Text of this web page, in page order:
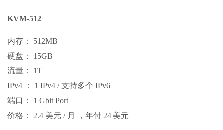
KVM-512
内存： 512MB
硬盘： 15GB
流量： 1T
IPv4 ： 1 IPv4 / 支持多个 IPv6
端口： 1 Gbit Port
价格： 2.4 美元 / 月 ，年付 24 美元